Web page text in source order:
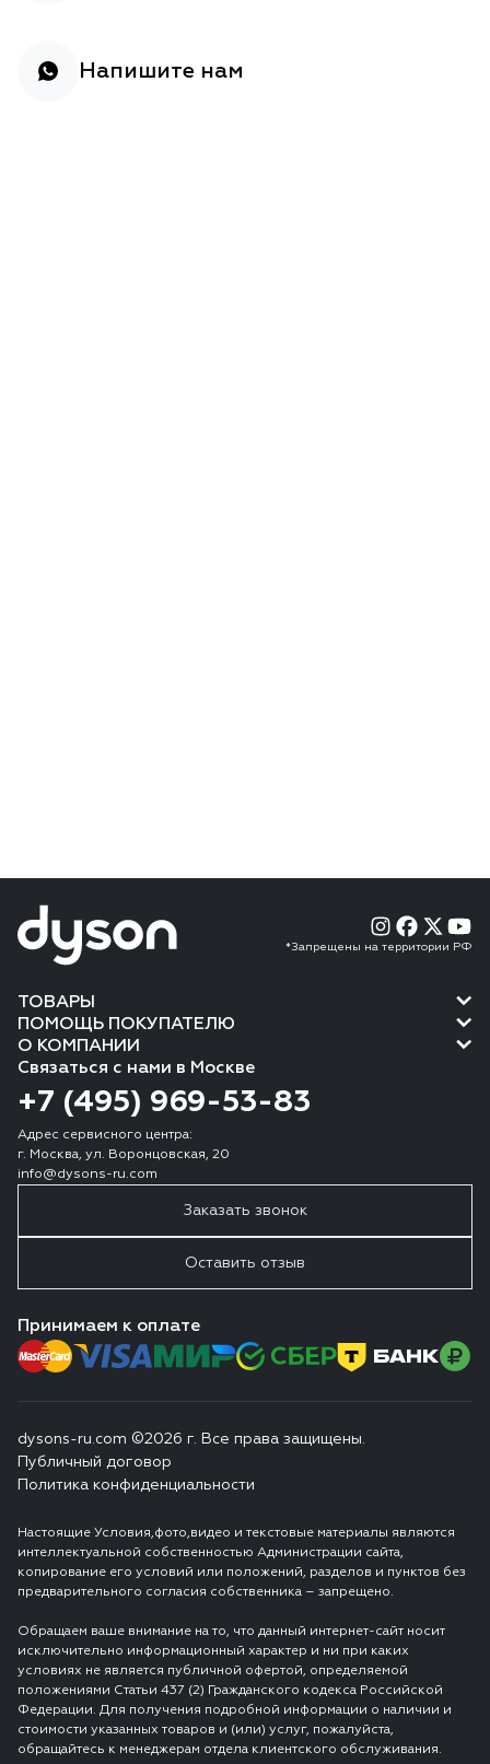
Напишите нам
*Запрещены на территории РФ
ТОВАРЫ
ПОМОЩЬ ПОКУПАТЕЛЮ
О КОМПАНИИ
Связаться с нами в Москве
+7 (495) 969-53-83
Адрес сервисного центра:
г. Москва, ул. Воронцовская, 20
info@dysons-ru.com
Заказать звонок
Оставить отзыв
Принимаем к оплате
dysons-ru.com ©2026 г. Все права защищены.
Публичный договор
Политика конфиденциальности
Настоящие Условия,фото,видео и текстовые материалы являются
интеллектуальной собственностью Администрации сайта,
копирование его условий или положений, разделов и пунктов без
предварительного согласия собственника – запрещено.
Обращаем ваше внимание на то, что данный интернет-сайт носит
исключительно информационный характер и ни при каких
условиях не является публичной офертой, определяемой
положениями Статьи 437 (2) Гражданского кодекса Российской
Федерации. Для получения подробной информации о наличии и
стоимости указанных товаров и (или) услуг, пожалуйста,
обращайтесь к менеджерам отдела клиентского обслуживания.